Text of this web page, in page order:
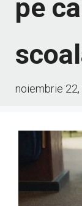
pe
noiembrie